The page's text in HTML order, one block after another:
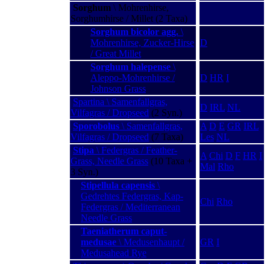
Sorghum \ Mohrenhirse,
Sorghumhirse / Millet (2 Taxa)
Sorghum bicolor agg. \
Mohrenhirse, Zucker-Hirse
/ Great Millet
D
Sorghum halepense \
Aleppo-Mohrenhirse /
Johnson Grass
D HR I
Spartina \ Samenfallgras,
Vilfagras / Dropseed (2 Syn.)
D IRL NL
Sporobolus \ Samenfallgras,
Vilfagras / Dropseed (7 Taxa)
A D E GR IRL
Les NL
Stipa \ Federgras / Feather-
Grass, Needle Grass (10 Taxa +
3 Syn.)
A Chi D F HR I
Mal Rho
Stipellula capensis \
Gedrehtes Federgras, Kap-
Federgras / Mediterranean
Needle Grass
Chi Rho
Taeniatherum caput-
medusae \ Medusenhaupt /
Medusahead Rye
GR I